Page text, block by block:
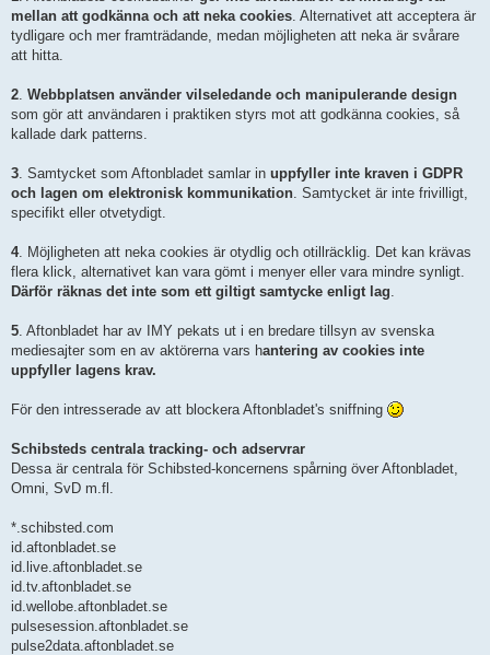
mellan att godkänna och att neka cookies . Alternativet att acceptera är
tydligare och mer framträdande, medan möjligheten att neka är svårare
att hitta.
2 Webbplatsen använder vilseledande och manipulerande design
som gör att användaren i praktiken styrs mot att godkänna cookies, så
kallade dark patterns.
3 . Samtycket som Aftonbladet samlar in uppfyller inte kraven i GDPR
och lagen om elektronisk kommunikation . Samtycket är inte frivilligt,
specifikt eller otvetydigt.
4. Möjligheten att neka cookies är otydlig och otillräcklig. Det kan krävas
flera klick, alternativet kan vara gömt i menyer eller vara mindre synligt.
Därför räknas det inte som ett giltigt samtycke enligt lag
5 . Aftonbladet har av IMY pekats ut i en bredare tillsyn av svenska
mediesajter som en av aktörerna vars hantering av cookies inte
uppfyller lagens krav.
För den intresserade av att blockera Aftonbladet's sniffning
Schibsteds centrala tracking‑ och adservrar
Dessa är centrala för Schibsted‑koncernens spårning över Aftonbladet,
Omni, SvD m.fl.
*.schibsted.com
id.aftonbladet.se
id.live.aftonbladet.se
id.tv.aftonbladet.se
id.wellobe.aftonbladet.se
pulsesession.aftonbladet.se
pulse2data.aftonbladet.se